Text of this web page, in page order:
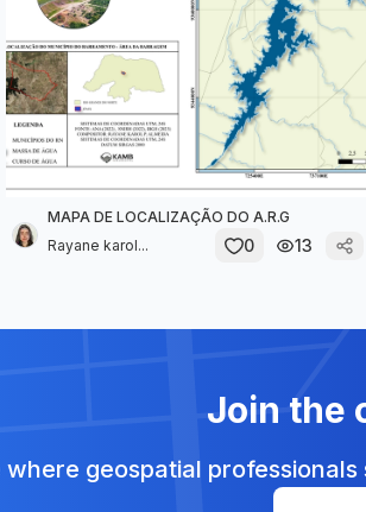
MAPA DE LOCALIZAÇÃO DO A.R.G
Rayane karol...
0 13
Join the
geospatial